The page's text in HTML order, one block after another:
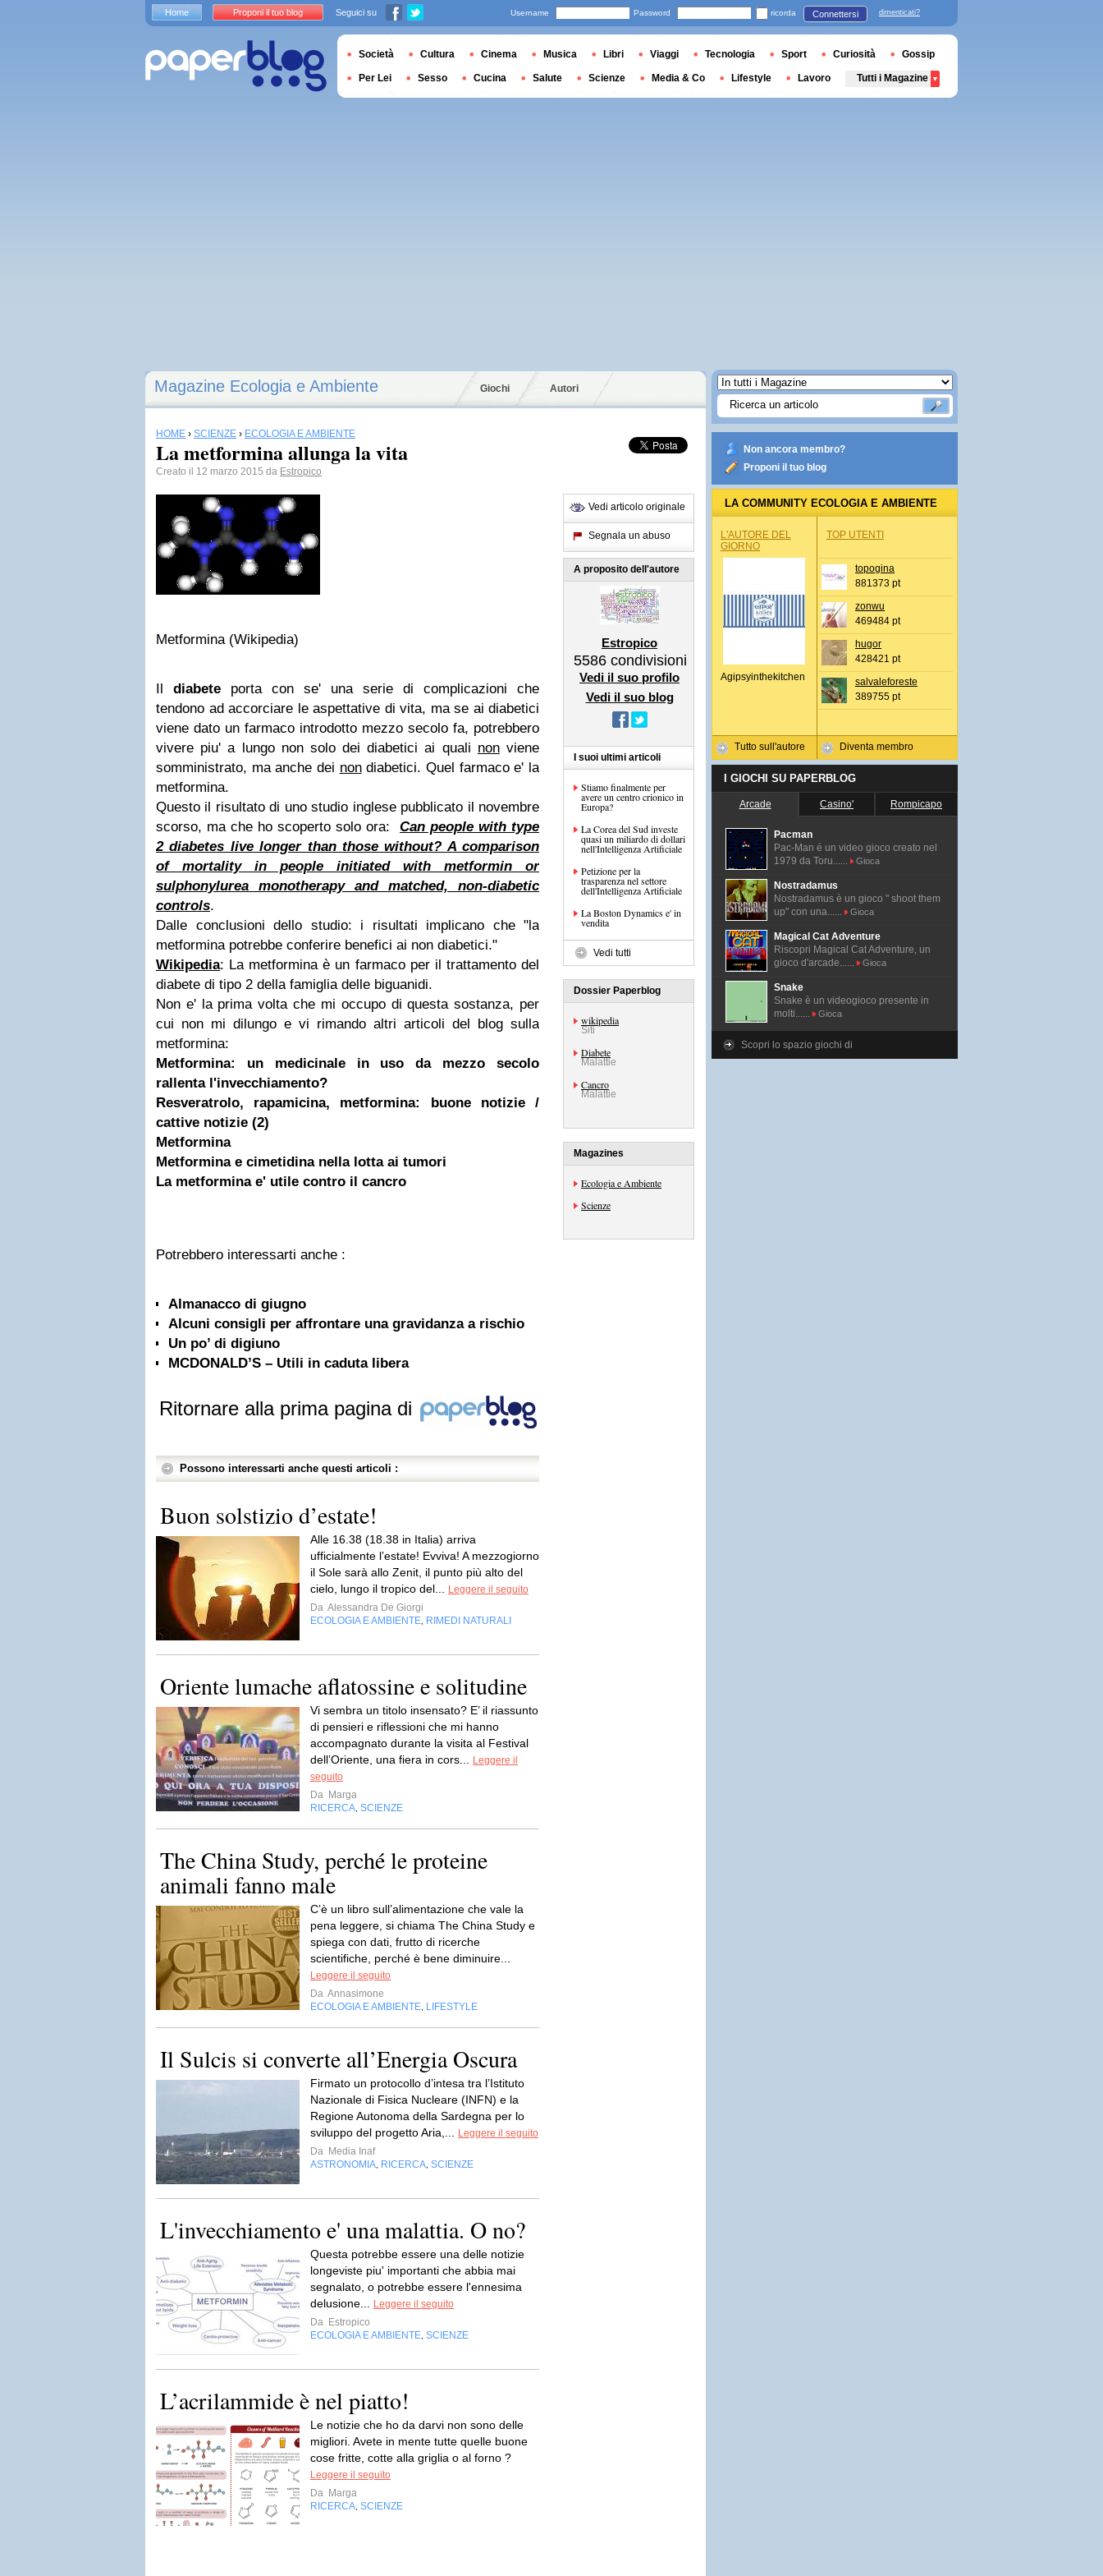
Magazine Ecologia e Ambiente Giochi Autori
HOME › SCIENZE › ECOLOGIA E AMBIENTE
La metformina allunga la vita
Creato il 12 marzo 2015 da Estropico
Metformina (Wikipedia)
Il diabete porta con se' una serie di complicazioni che
tendono ad accorciare le aspettative di vita, ma se ai diabetici
viene dato un farmaco introdotto mezzo secolo fa, potrebbero
vivere piu' a lungo non solo dei diabetici ai quali nonviene
somministrato, ma anche dei nondiabetici. Quel farmaco e' la
metformina.
Questo il risultato di uno studio inglese pubblicato il novembre
scorso, ma che ho scoperto solo ora: Can people with type
2 diabetes live longer than those without? A comparison
of mortality in people initiated with metformin or
sulphonylurea monotherapy and matched, non-diabetic
controls.
Dalle conclusioni dello studio: i risultati implicano che "la
metformina potrebbe conferire benefici ai non diabetici."
Wikipedia: La metformina è un farmaco per il trattamento del
diabete di tipo 2 della famiglia delle biguanidi.
Non e' la prima volta che mi occupo di questa sostanza, per
cui non mi dilungo e vi rimando altri articoli del blog sulla
metformina:
Metformina: un medicinale in uso da mezzo secolo
rallenta l'invecchiamento?
Resveratrolo, rapamicina, metformina: buone notizie /
cattive notizie (2)
Metformina
Metformina e cimetidina nella lotta ai tumori
La metformina e' utile contro il cancro
Potrebbero interessarti anche :
Almanacco di giugno
Alcuni consigli per affrontare una gravidanza a rischio
Un po’ di digiuno
MCDONALD’S – Utili in caduta libera
Ritornare alla prima pagina di
Possono interessarti anche questi articoli :
Buon solstizio d’estate!
Alle 16.38 (18.38 in Italia) arriva
ufficialmente l’estate! Evviva! A mezzogiorno
il Sole sarà allo Zenit, il punto più alto del
cielo, lungo il tropico del...
Leggere il seguito
Da Alessandra De Giorgi
ECOLOGIA E AMBIENTE RIMEDI NATURALI
Oriente lumache aflatossine e solitudine
Vi sembra un titolo insensato? E’ il riassunto
di pensieri e riflessioni che mi hanno
accompagnato durante la visita al Festival
dell’Oriente, una fiera in cors...
Leggere il
seguito
Da Marga
RICERCA SCIENZE
The China Study, perché le proteine
animali fanno male
C’è un libro sull’alimentazione che vale la
pena leggere, si chiama The China Study e
spiega con dati, frutto di ricerche
scientifiche, perché è bene diminuire...
Leggere il seguito
Da Annasimone
ECOLOGIA E AMBIENTE LIFESTYLE
Il Sulcis si converte all’Energia Oscura
Firmato un protocollo d’intesa tra l’Istituto
Nazionale di Fisica Nucleare (INFN) e la
Regione Autonoma della Sardegna per lo
sviluppo del progetto Aria,...
Leggere il seguito
Da Media Inaf
ASTRONOMIA RICERCA SCIENZE
L'invecchiamento e' una malattia. O no?
Questa potrebbe essere una delle notizie
longeviste piu' importanti che abbia mai
segnalato, o potrebbe essere l'ennesima
delusione...
Leggere il seguito
Da Estropico
ECOLOGIA E AMBIENTE SCIENZE
L’acrilammide è nel piatto!
Le notizie che ho da darvi non sono delle
migliori. Avete in mente tutte quelle buone
cose fritte, cotte alla griglia o al forno ?
Leggere il seguito
Da Marga
RICERCA SCIENZE
Vedi articolo originale
Segnala un abuso
A proposito dell'autore
Estropico
5586 condivisioni
Vedi il suo profilo
Vedi il suo blog
I suoi ultimi articoli
Stiamo finalmente per
avere un centro crionico in
Europa?
La Corea del Sud investe
quasi un miliardo di dollari
nell'Intelligenza Artificiale
Petizione per la
trasparenza nel settore
dell'Intelligenza Artificiale
La Boston Dynamics e' in
vendita
Vedi tutti
Dossier Paperblog
wikipedia
Siti
Diabete
Malattie
Cancro
Malattie
Magazines
Ecologia e Ambiente
Scienze
Non ancora membro?
Proponi il tuo blog
LA COMMUNITY ECOLOGIA E AMBIENTE
L'AUTORE DEL
GIORNO
Agipsyinthekitchen
Tutto sull'autore
TOP UTENTI
topogina
881373 pt
zonwu
469484 pt
hugor
428421 pt
salvaleforeste
389755 pt
Diventa membro
I GIOCHI SU PAPERBLOG
Arcade Casino' Rompicapo
Pacman
Pac-Man é un video gioco creato nel
1979 da Toru......
Gioca
Nostradamus
Nostradamus è un gioco " shoot them
up" con una......
Gioca
Magical Cat Adventure
Riscopri Magical Cat Adventure, un
gioco d'arcade......
Gioca
Snake
Snake è un videogioco presente in
molti......
Gioca
Scopri lo spazio giochi di
Home Proponi il tuo blog Seguici su Username Password ricorda Connettersi dimenticati?
Società Cultura Cinema Musica Libri Viaggi Tecnologia Sport Curiosità Gossip
Per Lei Sesso Cucina Salute Scienze Media & Co Lifestyle Lavoro Tutti i Magazine